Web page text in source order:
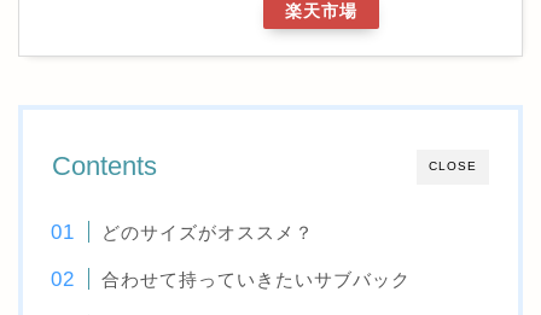
楽天市場
CLOSE
Contents
どのサイズがオススメ？
合わせて持っていきたいサブバック